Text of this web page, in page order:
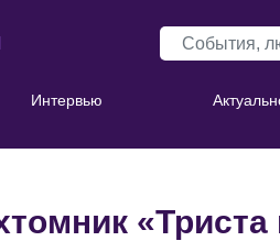
Интервью
«Триста